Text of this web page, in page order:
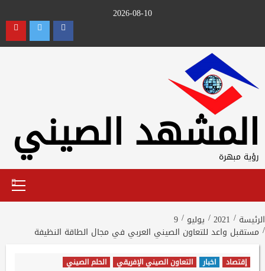
2026-08-10
Facebook
Twitter
المشهد الصيني
رؤية مبهرة
Primary
الرئيسة 2021 يوليو 9
مستقبل واعد للتعاون الصيني العربي في مجال الطاقة النظيفة
إقتصاد اخبار التعاون الصيني الإفريقي
الحلم الصيني